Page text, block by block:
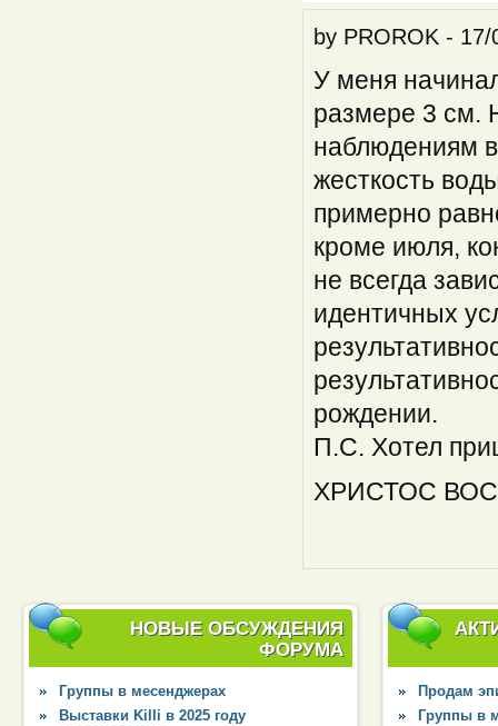
by PROROK - 17/
У меня
размере 3 см.
наблюдениям
жесткость
примерно
кроме июля,
не всегда
идентичных
рождении.
П.С. Хотел
ХРИСТОС
НОВЫЕ ОБСУЖДЕНИЯ
ФОРУМА
Группы в месенджерах
Выставки Killi в 2025 году
Продам
Группы в